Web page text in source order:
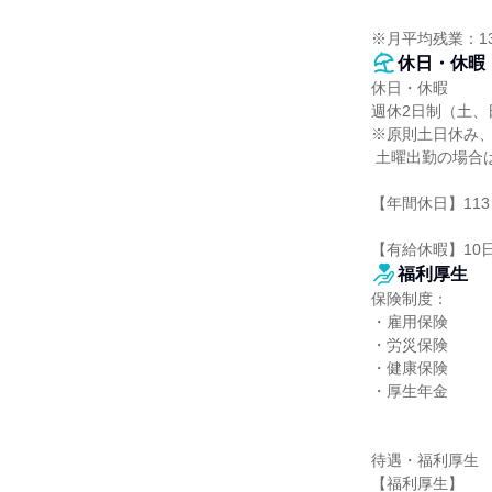
※月平均残業：
休日・休暇
休日・休暇
週休2日制（土、
※原則土日休み、
【年間休日】113
【有給休暇】10
福利厚生
保険制度：
・雇用保険
・労災保険
・健康保険
・厚生年金
待遇・福利厚生
【福利厚生】